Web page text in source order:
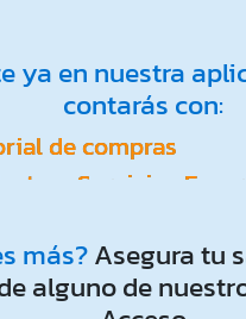
ya en nuestra
contarás con:
de compras
y Servicios
Médica
de Consultas y
más?Asegura tu
alguno de